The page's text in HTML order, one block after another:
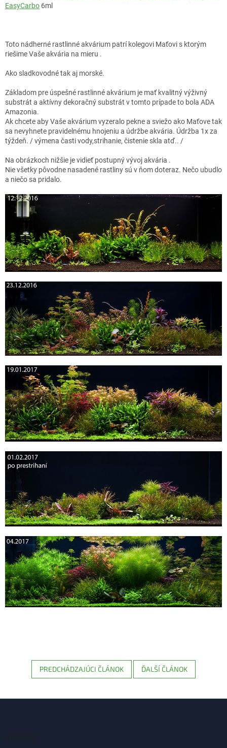
EasyCarbo 6ml
Toto nádherné rastlinné akvárium patrí kolegovi Maťovi s ktorým
riešime Vaše akvária na mieru .
Ako sladkovodné tak aj morské.
Základom pre úspešné rastlinné akvárium je mať kvalitný výživný
substrát a aktívny dekoračný substrát v tomto prípade to bola ADA
Amazonia.
Ak chcete aby Vaše akvárium vyzeralo pekne a sviežo ako Maťove tak
sa nevyhnete pravidelnému hnojeniu a údržbe akvária. Údržba 1x za
týždeň. / výmena časti vody,strihanie, čistenie skla atď.. /
Na obrázkoch nižšie je vidieť postupný vývoj akvária .
Nie všetky pôvodne nasadené rastliny sú v ňom doteraz. Nečo ubudlo
a niečo sa pridalo.
PREDCHÁDZAJÚCI ČLÁNOK ĎALŠÍ ČLÁNOK